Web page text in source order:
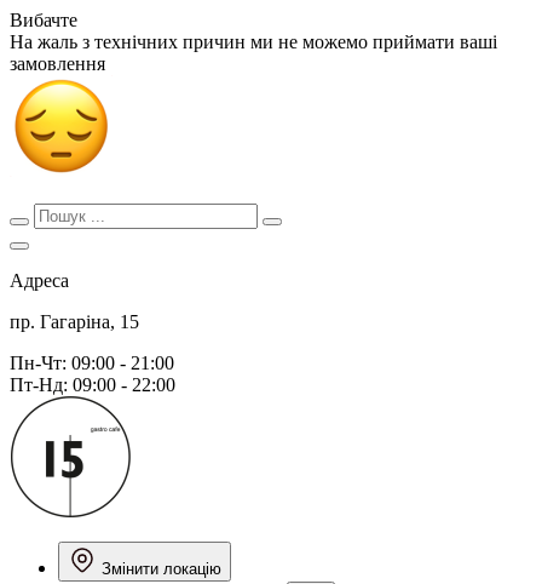
Вибачте
На жаль з технічних причин ми не можемо приймати ваші
замовлення
Адреса
пр. Гагаріна, 15
Пн-Чт: 09:00 - 21:00
Пт-Нд: 09:00 - 22:00
Змінити локацію